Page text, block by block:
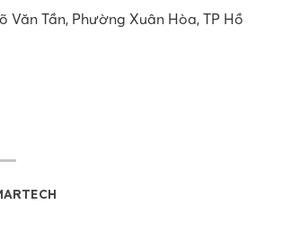
Văn Tần, Phường Xuân Hòa, TP Hồ